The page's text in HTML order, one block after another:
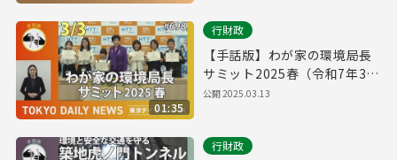
01:35
行財政
【手話版】わが家の環境局長
サミット2025春（令和7年3月
3日 東京デイリーニュース
公開2025.03.13
行財政